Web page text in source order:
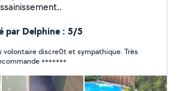
par Delphine : 5/5
volontaire discre0t et sympathique. Très
Je recommande +++++++